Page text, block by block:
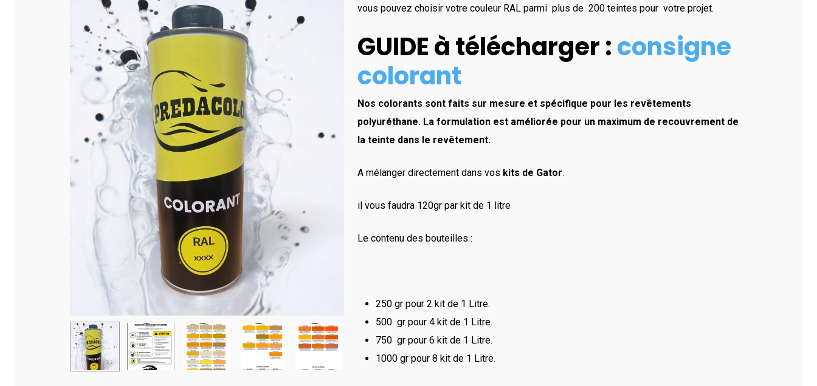
de
49.93 €
de
59.92 €
vous pouvez choisir votre couleur RAL parmi plus de 200 teintes pour votre projet.
GUIDE à télécharger :consigne
colorant
Nos colorants sont faits sur mesure et spécifique pour les revêtements
polyuréthane. La formulation est améliorée pour un maximum de recouvrement de
la teinte dans le revêtement.
A mélanger directement dans vos kits de Gator.
il vous faudra 120gr par kit de 1 litre
Le contenu des bouteilles :
250 gr pour 2 kit de 1 Litre.
500 gr pour 4 kit de 1 Litre.
750 gr pour 6 kit de 1 Litre.
1000 gr pour 8 kit de 1 Litre.